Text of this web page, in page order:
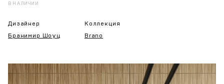
В НАЛИЧИИ
Дизайнер
Бранимир Шоуц
Коллекция
Brano